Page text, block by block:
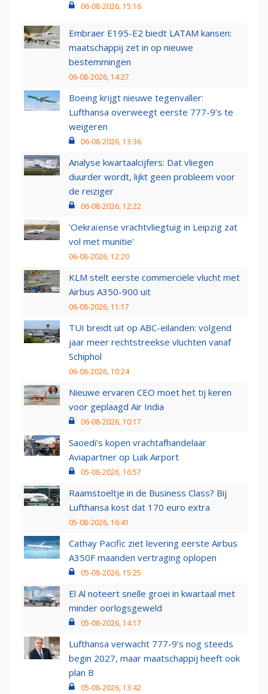
06-08-2026, 15:16
Embraer E195-E2 biedt LATAM kansen:
maatschappij zet in op nieuwe
bestemmingen
06-08-2026, 14:27
Boeing krijgt nieuwe tegenvaller:
Lufthansa overweegt eerste 777-9’s te
weigeren
06-08-2026, 13:36
Analyse kwartaalcijfers: Dat vliegen
duurder wordt, lijkt geen probleem voor
de reiziger
06-08-2026, 12:22
'Oekraïense vrachtvliegtuig in Leipzig zat
vol met munitie'
06-08-2026, 12:20
KLM stelt eerste commerciële vlucht met
Airbus A350-900 uit
06-08-2026, 11:17
TUI breidt uit op ABC-eilanden: volgend
jaar meer rechtstreekse vluchten vanaf
Schiphol
06-08-2026, 10:24
Nieuwe ervaren CEO moet het tij keren
voor geplaagd Air India
06-08-2026, 10:17
Saoedi’s kopen vrachtafhandelaar
Aviapartner op Luik Airport
05-08-2026, 16:57
Raamstoeltje in de Business Class? Bij
Lufthansa kost dat 170 euro extra
05-08-2026, 16:41
Cathay Pacific ziet levering eerste Airbus
A350F maanden vertraging oplopen
05-08-2026, 15:25
El Al noteert snelle groei in kwartaal met
minder oorlogsgeweld
05-08-2026, 14:17
Lufthansa verwacht 777-9’s nog steeds
begin 2027, maar maatschappij heeft ook
plan B
05-08-2026, 13:42